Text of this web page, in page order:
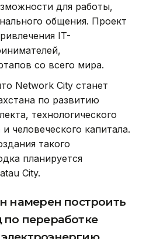
для работы,
общения. Проект
IT-
со всего мира.
Network City станет
по развитию
технологического
человеческого капитала.
такого
планируется
City.
намерен построить
по переработке